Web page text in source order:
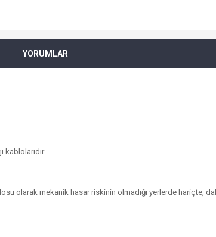
YORUMLAR
olarak mekanik hasar riskinin olmadığı yerlerde hariçte,